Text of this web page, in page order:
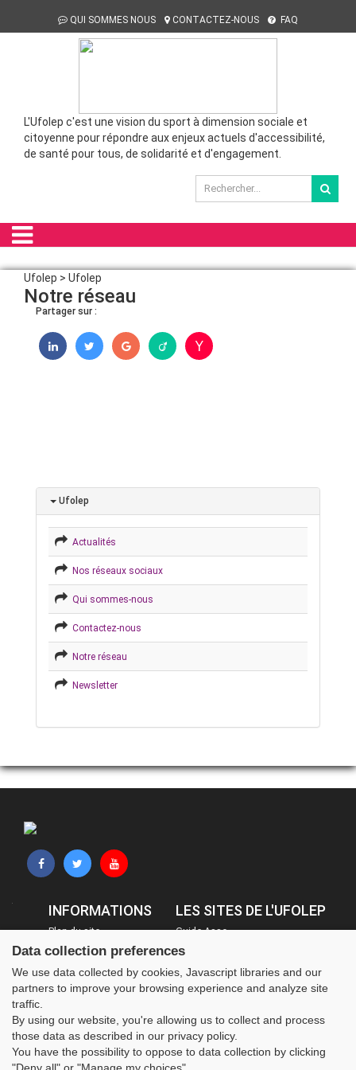
QUI SOMMES NOUS CONTACTEZ-NOUS FAQ
L'Ufolep c'est une vision du sport à dimension sociale et
citoyenne pour répondre aux enjeux actuels d'accessibilité,
de santé pour tous, de solidarité et d'engagement.
Ufolep > Ufolep
Notre réseau
Partager sur :
Ufolep
Actualités
Nos réseaux sociaux
Qui sommes-nous
Contactez-nous
Notre réseau
Newsletter
INFORMATIONS
Plan du site
FAQ
Mentions légales
Administration
LES SITES DE L'UFOLEP
Guide Asso
Communication Asso
Inscriptions évènements
Data collection preferences
We use data collected by cookies, Javascript libraries and our
partners to improve your browsing experience and analyze site
traffic.
By using our website, you're allowing us to collect and process
those data as described in our privacy policy.
You have the possibility to oppose to data collection by clicking